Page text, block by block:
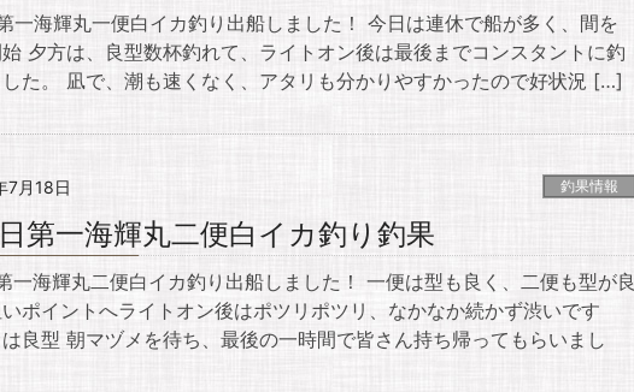
一海輝丸一便白イカ釣り出船しました！ 今日は連休で船が多く、間を
夕方は、良型数杯釣れて、ライトオン後は最後までコンスタントに釣
た。 凪で、潮も速くなく、アタリも分かりやすかったので好状況 […]
7月18日 釣果情報
第一海輝丸二便白イカ釣り釣果
一海輝丸二便白イカ釣り出船しました！ 一便は型も良く、二便も型が良
ポイントへライトオン後はポツリポツリ、なかなか続かず渋いです
良型 朝マヅメを待ち、最後の一時間で皆さん持ち帰ってもらいまし